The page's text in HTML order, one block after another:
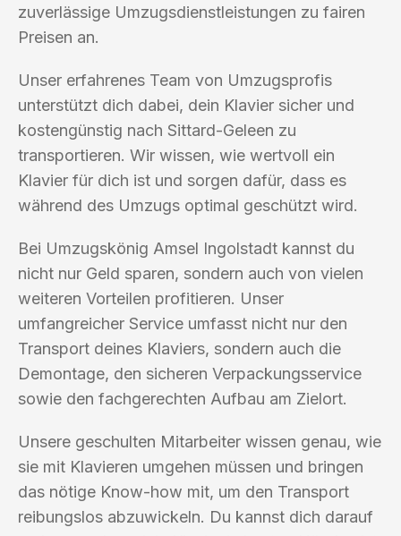
zuverlässige Umzugsdienstleistungen zu fairen
Preisen an.
Unser erfahrenes Team von Umzugsprofis
unterstützt dich dabei, dein Klavier sicher und
kostengünstig nach Sittard-Geleen zu
transportieren. Wir wissen, wie wertvoll ein
Klavier für dich ist und sorgen dafür, dass es
während des Umzugs optimal geschützt wird.
Bei Umzugskönig Amsel Ingolstadt kannst du
nicht nur Geld sparen, sondern auch von vielen
weiteren Vorteilen profitieren. Unser
umfangreicher Service umfasst nicht nur den
Transport deines Klaviers, sondern auch die
Demontage, den sicheren Verpackungsservice
sowie den fachgerechten Aufbau am Zielort.
Unsere geschulten Mitarbeiter wissen genau, wie
sie mit Klavieren umgehen müssen und bringen
das nötige Know-how mit, um den Transport
reibungslos abzuwickeln. Du kannst dich darauf